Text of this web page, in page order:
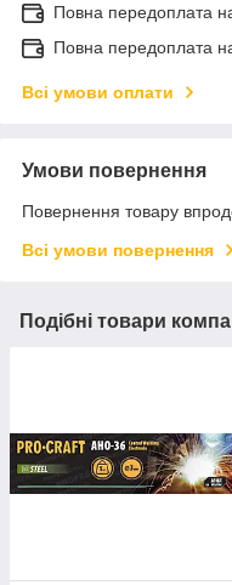
Повна передоплата
Повна передоплата
Всі умови оплати
Умови повернення
Повернення товару
Всі умови повернення
Подібні товари